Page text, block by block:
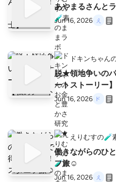
あやまるさんと
Jun 16, 2026
ドキンちゃん
脱★領地争いの
ートストーリー】
Jun 16, 2026
えりむすの🧪
働きながらのひ
フ旅☺️
Jun 16, 2026